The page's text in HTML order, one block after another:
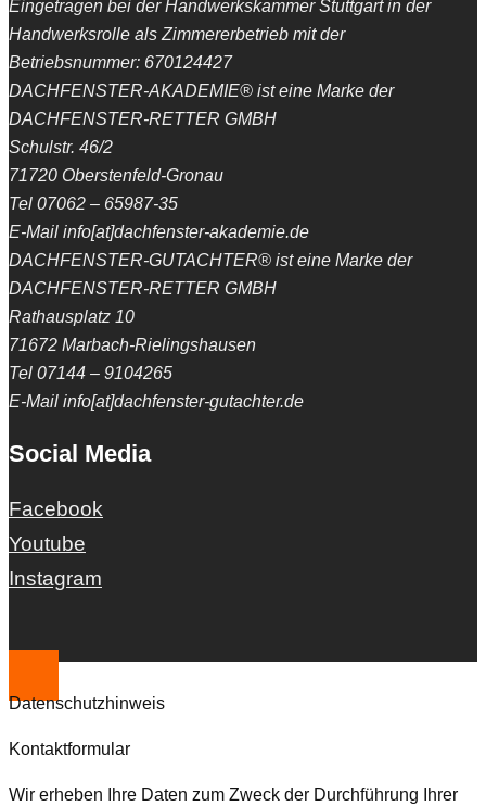
Eingetragen bei der Handwerkskammer Stuttgart in der
Handwerksrolle als Zimmererbetrieb mit der
Betriebsnummer: 670124427
DACHFENSTER-AKADEMIE® ist eine Marke der
DACHFENSTER-RETTER GMBH
Schulstr. 46/2
71720 Oberstenfeld-Gronau
Tel 07062 – 65987-35
E-Mail info[at]dachfenster-akademie.de
DACHFENSTER-GUTACHTER® ist eine Marke der
DACHFENSTER-RETTER GMBH
Rathausplatz 10
71672 Marbach-Rielingshausen
Tel 07144 – 9104265
E-Mail info[at]dachfenster-gutachter.de
Social Media
Facebook
Youtube
Instagram
Datenschutzhinweis
Kontaktformular
Wir erheben Ihre Daten zum Zweck der Durchführung Ihrer